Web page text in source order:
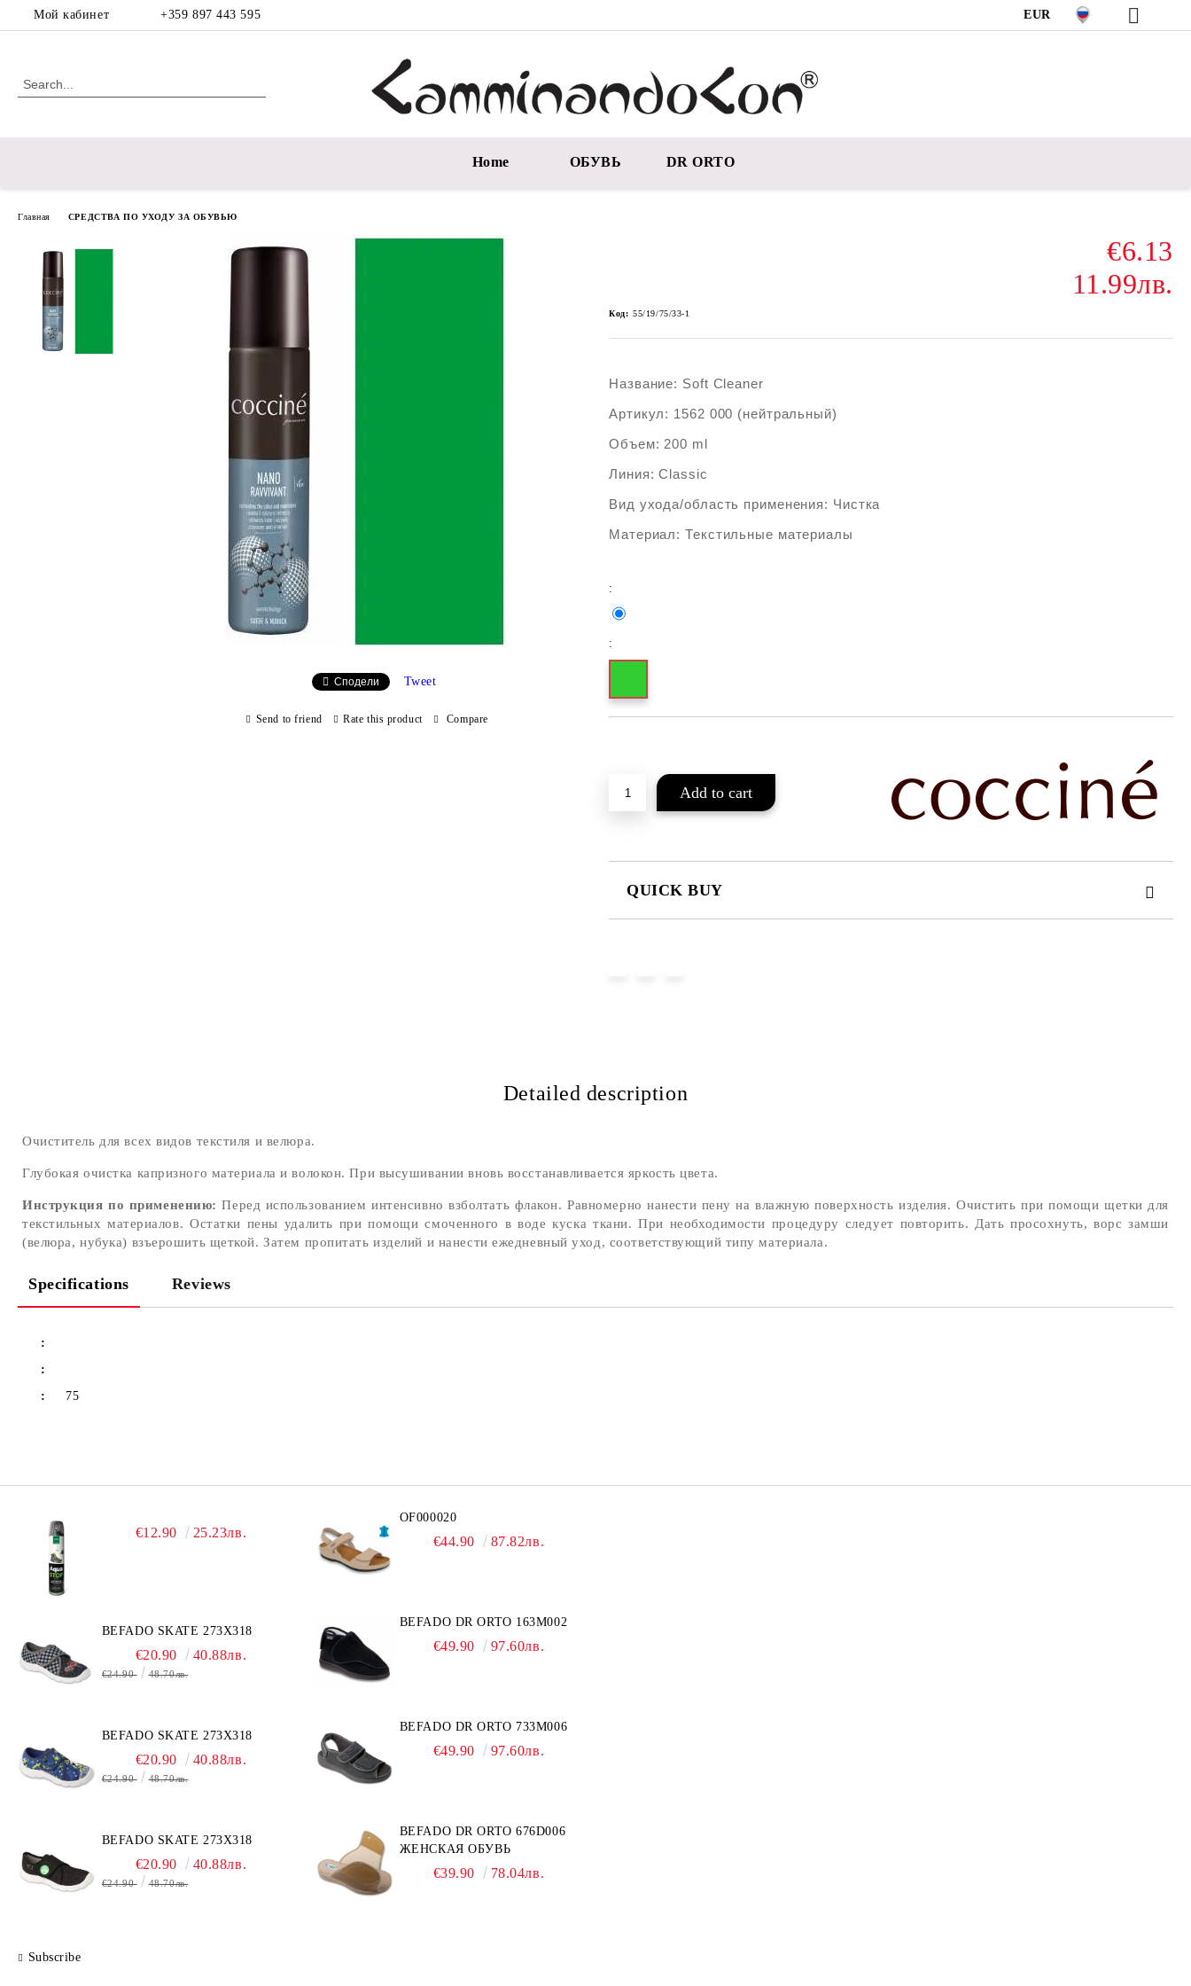
Мой кабинет +359 897 443 595 EUR
Home ОБУВЬ DR ORTO
Главная СРЕДСТВА ПО УХОДУ ЗА ОБУВЬЮ
€6.13
11.99лв.
Код: 55/19/75/33-1
Название: Soft Cleaner
Артикул: 1562 000 (нейтральный)
Объем: 200 ml
Линия: Classic
Вид ухода/область применения: Чистка
Материал: Текстильные материалы
:
:
QUICK BUY
Сподели Tweet
Send to friend Rate this product Compare
Detailed description
Очиститель для всех видов текстиля и велюра.
Глубокая очистка капризного материала и волокон. При высушивании вновь восстанавливается яркость цвета.
Инструкция по применению: Перед использованием интенсивно взболтать флакон. Равномерно нанести пену на влажную поверхность изделия. Очистить при помощи щетки для
текстильных материалов. Остатки пены удалить при помощи смоченного в воде куска ткани. При необходимости процедуру следует повторить. Дать просохнуть, ворс замши
(велюра, нубука) взъерошить щеткой. Затем пропитать изделий и нанести ежедневный уход, соответствующий типу материала.
Specifications Reviews
:
:
:
75
€12.90 25.23лв.
BEFADO SKATE 273X318
€20.90 40.88лв.
€24.90 48.70лв.
BEFADO SKATE 273X318
€20.90 40.88лв.
€24.90 48.70лв.
BEFADO SKATE 273X318
€20.90 40.88лв.
€24.90 48.70лв.
Subscribe
OF000020
€44.90 87.82лв.
BEFADO DR ORTO 163M002
€49.90 97.60лв.
BEFADO DR ORTO 733M006
€49.90 97.60лв.
BEFADO DR ORTO 676D006
ЖЕНСКАЯ ОБУВЬ
€39.90 78.04лв.